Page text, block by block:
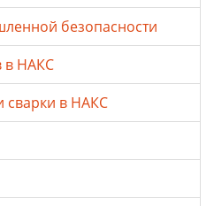
безопасности
в НАКС
сварки в НАКС